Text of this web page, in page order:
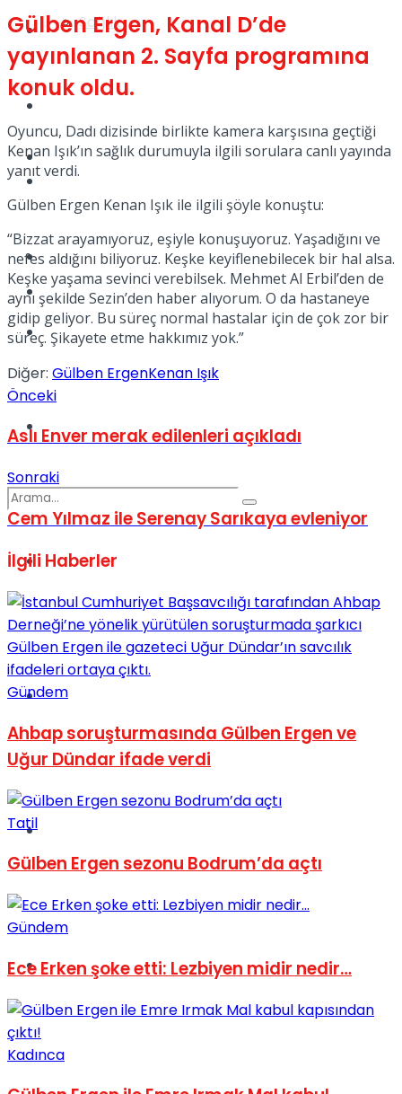
Sağlık
TV
Kadınca
Dünya
Türkiye
Müzik
Tatil
Müzik
Tatil
Spor
Podcast
No Result
View All Result
Gülben Ergen, Kanal D’de
yayınlanan 2. Sayfa programına
konuk oldu.
Oyuncu, Dadı dizisinde birlikte kamera karşısına geçtiği
Kenan Işık’ın sağlık durumuyla ilgili sorulara canlı yayında
yanıt verdi.
Gülben Ergen Kenan Işık ile ilgili şöyle konuştu:
“Bizzat arayamıyoruz, eşiyle konuşuyoruz. Yaşadığını ve
nefes aldığını biliyoruz. Keşke keyiflenebilecek bir hal alsa.
Keşke yaşama sevinci verebilsek. Mehmet Al Erbil’den de
aynı şekilde Sezin’den haber alıyorum. O da hastaneye
gidip geliyor. Bu süreç normal hastalar için de çok zor bir
süreç. Şikayete etme hakkımız yok.”
Diğer: Gülben ErgenKenan Işık
Önceki
Aslı Enver merak edilenleri açıkladı
Sonraki
Cem Yılmaz ile Serenay Sarıkaya evleniyor
İlgili Haberler
Gündem
Ahbap soruşturmasında Gülben Ergen ve
Uğur Dündar ifade verdi
Tatil
Gülben Ergen sezonu Bodrum’da açtı
Gündem
Ece Erken şoke etti: Lezbiyen midir nedir…
Kadınca